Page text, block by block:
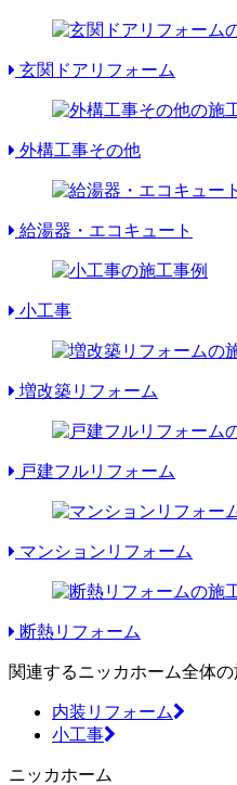
玄関ドアリフォーム
外構工事その他
給湯器・エコキュート
小工事
増改築リフォーム
戸建フルリフォーム
マンションリフォーム
断熱リフォーム
関連するニッカホーム全体の
内装リフォーム
小工事
ニッカホーム